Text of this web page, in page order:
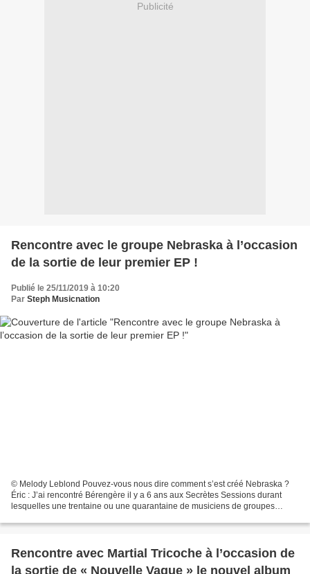
Publicité
Rencontre avec le groupe Nebraska à l’occasion
de la sortie de leur premier EP !
Publié le 25/11/2019 à 10:20
Par Steph Musicnation
© Melody Leblond Pouvez-vous nous dire comment s’est créé Nebraska ?
Éric : J’ai rencontré Bérengère il y a 6 ans aux Secrètes Sessions durant
lesquelles une trentaine ou une quarantaine de musiciens de groupes
Rencontre avec Martial Tricoche à l’occasion de
la sortie de « Nouvelle Vague » le nouvel album